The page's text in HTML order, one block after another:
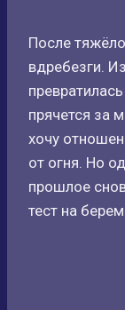
После
вдребезги.
прячется за
хочу
от огня. Но
прошлое
тест на